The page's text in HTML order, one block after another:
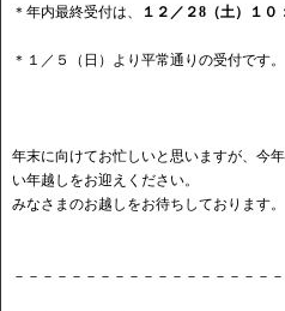
＊年内最終受付は、 １２／２8（土）１０
＊１／５（日）より平常通りの受付です。
年末に向けてお忙しいと思いますが、今
い年越しをお迎えください。
みなさまのお越しをお待ちしております。
－－－－－－－－－－－－－－－－－－